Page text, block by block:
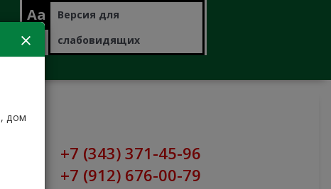
Aa
Версия для
слабовидящих
+7 (343) 371-45-96
+7 (912) 676-00-79
дом